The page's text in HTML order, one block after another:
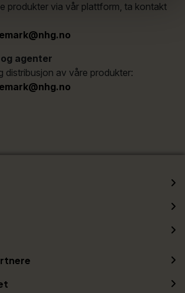
produkter via vår plattform, ta kontakt
agenter
distribusjon av våre produkter: